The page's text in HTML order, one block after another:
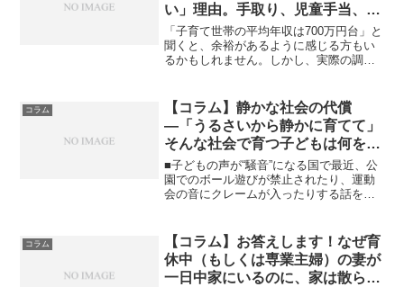
い」理由。手取り、児童手当、制
度の現実
「子育て世帯の平均年収は700万円台」と
聞くと、余裕があるように感じる方もい
るかもしれません。しかし、実際の調査
本当に“贅沢”の問題なのでしょうか？い
え、そこには私たち...
コラム
【コラム】静かな社会の代償
―「うるさいから静かに育てて」
そんな社会で育つ子どもは何を感
じる？
■子どもの声が“騒音”になる国で最近、公
園でのボール遊びが禁止されたり、運動
会の音にクレームが入ったりする話をよ
情が寄せられることもあります。こうし
た現象を見ていると、...
コラム
【コラム】お答えします！なぜ育
休中（もしくは専業主婦）の妻が
一日中家にいるのに、家は散らか